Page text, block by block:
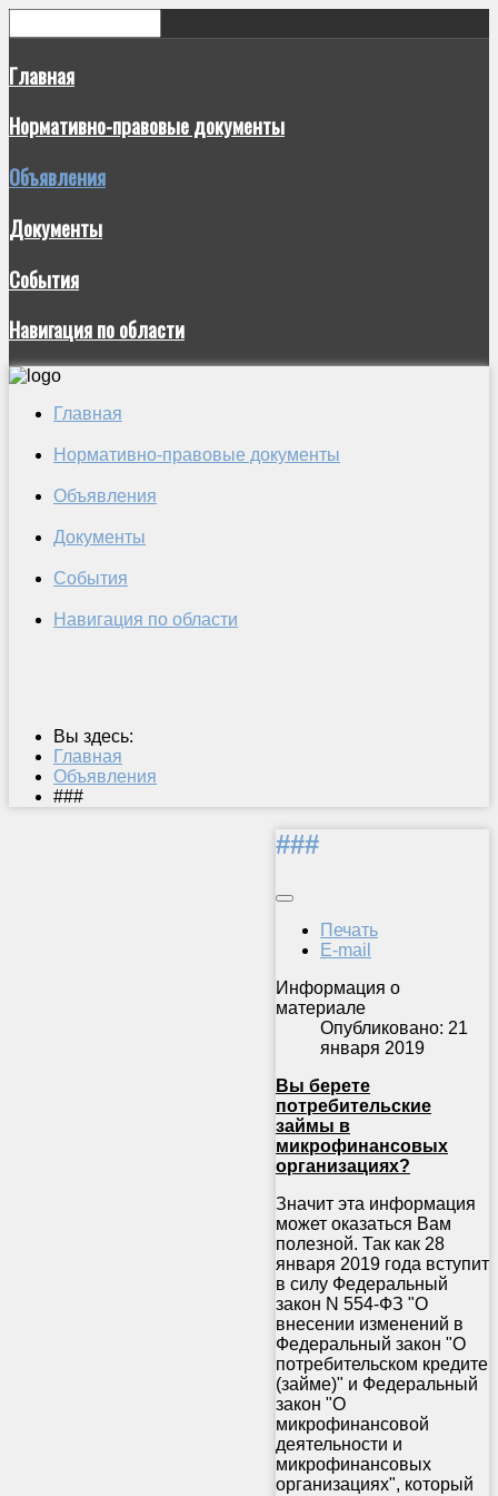
Главная
Нормативно-правовые документы
Объявления
Документы
События
Навигация по области
Главная
Нормативно-правовые документы
Объявления
Документы
События
Навигация по области
Вы здесь:
Главная
Объявления
###
###
Печать
E-mail
Информация о
материале
Опубликовано: 21
января 2019
Вы берете
потребительские
займы в
микрофинансовых
организациях?
Значит эта информация
может оказаться Вам
полезной. Так как 28
января 2019 года вступит
в силу Федеральный
закон N 554-ФЗ "О
внесении изменений в
Федеральный закон "О
потребительском кредите
(займе)" и Федеральный
закон "О
микрофинансовой
деятельности и
микрофинансовых
организациях", который